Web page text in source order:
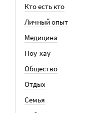
Кто есть кто
Личный опыт
Медицина
Ноу-хау
Общество
Отдых
Семья